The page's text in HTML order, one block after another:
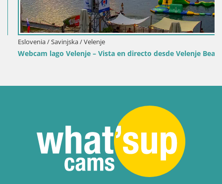
Eslovenia / Savinjska / Velenje
Webcam lago Velenje – Vista en directo desde Velenje Beach